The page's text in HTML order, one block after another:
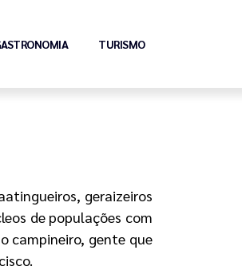
TURISMO
geraizeiros
de populações com
campineiro, gente que